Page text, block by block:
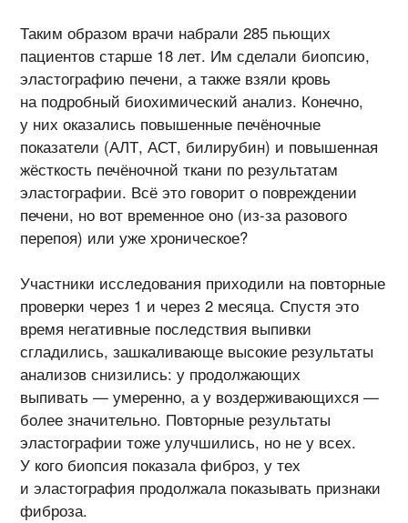
Таким образом врачи набрали 285 пьющих
пациентов старше 18 лет. Им сделали биопсию,
эластографию печени, а также взяли кровь
на подробный биохимический анализ. Конечно,
у них оказались повышенные печёночные
показатели (АЛТ, АСТ, билирубин) и повышенная
жёсткость печёночной ткани по результатам
эластографии. Всё это говорит о повреждении
печени, но вот временное оно (из-заразового
перепоя) или уже хроническое?
Участники исследования приходили на повторные
проверки через 1 и через 2 месяца. Спустя это
время негативные последствия выпивки
сгладились, зашкаливающе высокие результаты
анализов снизились: у продолжающих
выпивать — умеренно, а у воздерживающихся —
более значительно. Повторные результаты
эластографии тоже улучшились, но не у всех.
У кого биопсия показала фиброз, у тех
и эластография продолжала показывать признаки
фиброза.